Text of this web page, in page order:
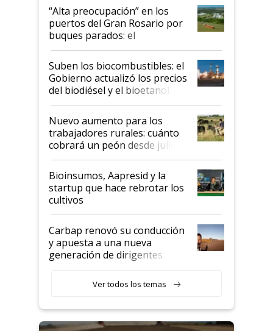
“Alta preocupación” en los
puertos del Gran Rosario por
buques parados: el
funcionamiento de las
exportadoras en tensión tras
la medida de fuerza de los
prácticos
Suben los biocombustibles: el
Gobierno actualizó los precios
del biodiésel y el bioetanol
Nuevo aumento para los
trabajadores rurales: cuánto
cobrará un peón desde julio
Bioinsumos, Aapresid y la
startup que hace rebrotar los
cultivos
Carbap renovó su conducción
y apuesta a una nueva
generación de dirigentes
Ver todos los temas